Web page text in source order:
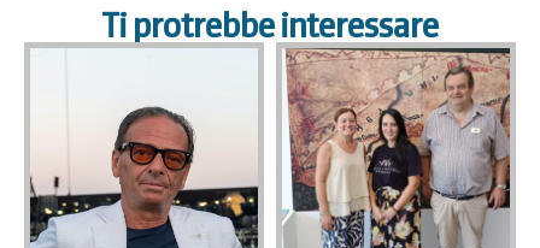
Ti protrebbe interessare